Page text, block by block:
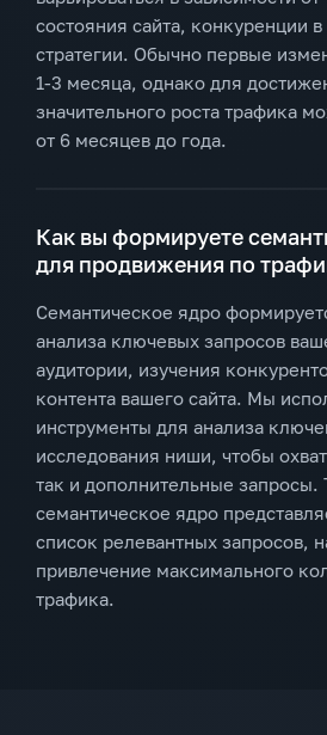
состояния сайта, конкуренции
стратегии. Обычно первые
1-3 месяца, однако для
значительного роста трафика
от 6 месяцев до года.
Как вы формируете
для продвижения по
Семантическое ядро
анализа ключевых запросов
аудитории, изучения
контента вашего сайта. Мы
инструменты для анализа
исследования ниши, чтобы
так и дополнительные запросы.
семантическое ядро
список релевантных запросов,
привлечение максимального
трафика.